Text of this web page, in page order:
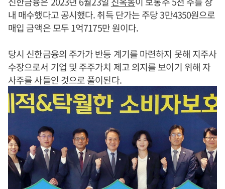
내 매수했다고 공시했다. 취득 단가는 주당 3만4350원으로
매입 금액은 모두 1억7175만 원이다.
당시 신한금융의 주가가 반등 계기를 마련하지 못해 지주사
수장으로서 기업 및 주주가치 제고 의지를 보이기 위해 자
사주를 사들인 것으로 풀이된다.